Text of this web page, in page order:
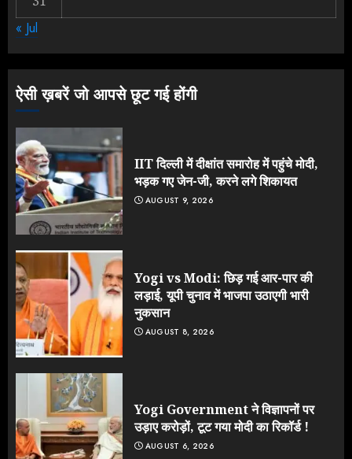
3
Yogi Government ने विज्ञापनों पर
« Jul
ऐसी ख़बरें जो आपसे छूट गई होंगी
IIT दिल्ली में दीक्षांत समारोह में पहुंचे मोदी,
भड़क गए जेन-जी, करने लगे शिकायत
AUGUST 9, 2026
Yogi vs Modi: छिड़ गई आर-पार की
लड़ाई, यूपी चुनाव में भाजपा उठाएगी भारी
नुकसान
AUGUST 8, 2026
Yogi Government ने विज्ञापनों पर
उड़ाए करोड़ों, टूट गया मोदी का रिकॉर्ड !
AUGUST 6, 2026